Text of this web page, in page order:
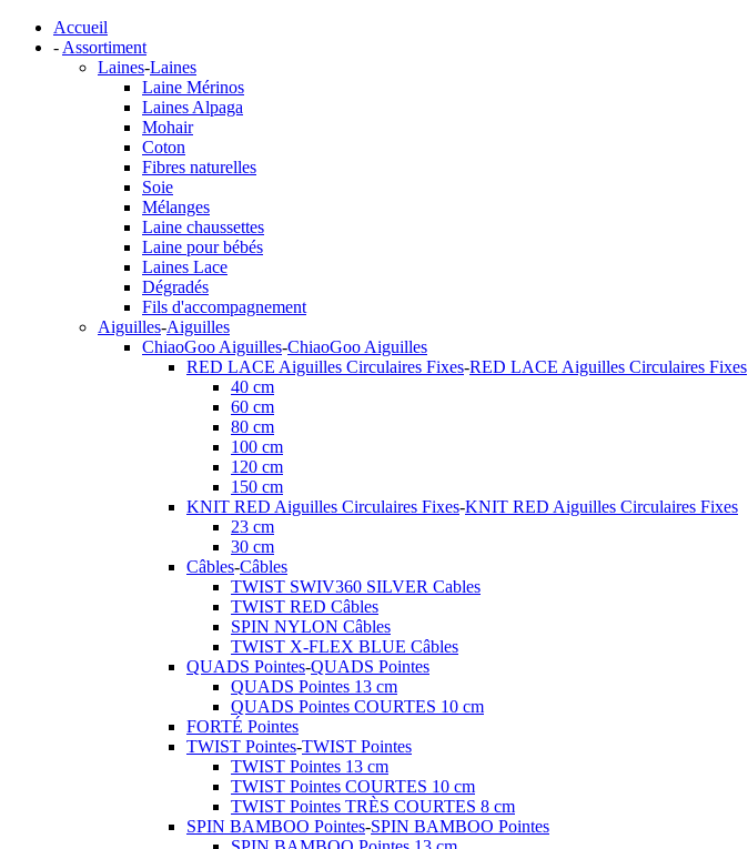
Accueil
- Assortiment
Laines-Laines
Laine Mérinos
Laines Alpaga
Mohair
Coton
Fibres naturelles
Soie
Mélanges
Laine chaussettes
Laine pour bébés
Laines Lace
Dégradés
Fils d'accompagnement
Aiguilles-Aiguilles
ChiaoGoo Aiguilles-ChiaoGoo Aiguilles
RED LACE Aiguilles Circulaires Fixes-RED LACE Aiguilles Circulaires Fixes
40 cm
60 cm
80 cm
100 cm
120 cm
150 cm
KNIT RED Aiguilles Circulaires Fixes-KNIT RED Aiguilles Circulaires Fixes
23 cm
30 cm
Câbles-Câbles
TWIST SWIV360 SILVER Cables
TWIST RED Câbles
SPIN NYLON Câbles
TWIST X-FLEX BLUE Câbles
QUADS Pointes-QUADS Pointes
QUADS Pointes 13 cm
QUADS Pointes COURTES 10 cm
FORTÉ Pointes
TWIST Pointes-TWIST Pointes
TWIST Pointes 13 cm
TWIST Pointes COURTES 10 cm
TWIST Pointes TRÈS COURTES 8 cm
SPIN BAMBOO Pointes-SPIN BAMBOO Pointes